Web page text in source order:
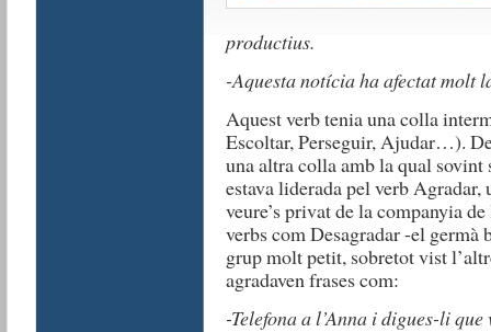
productius.
-Aquesta notícia ha afectat molt
Aquest verb tenia una colla
Escoltar, Perseguir, Ajudar…). De
una altra colla amb la qual sovint
estava liderada pel verb
veure’s privat de la companyia
verbs com Desagradar -el
grup molt petit, sobretot vist
agradaven frases com:
-Telefona a l’Anna i digues-li